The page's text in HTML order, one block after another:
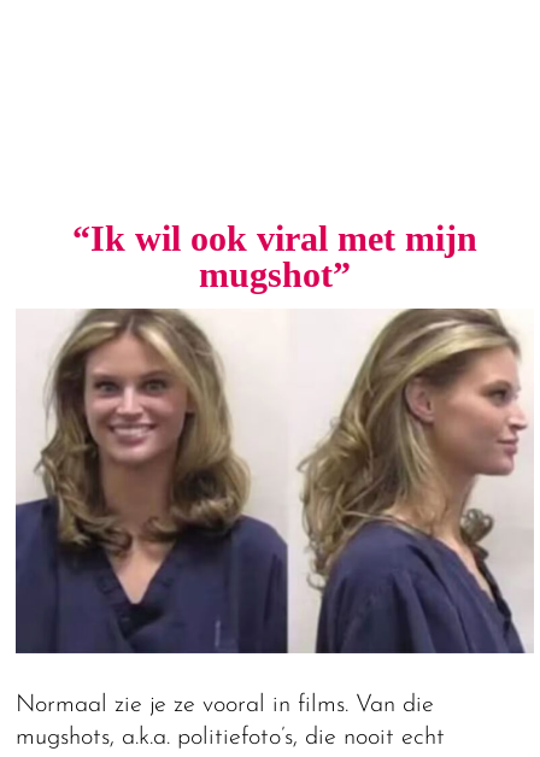
“Ik wil ook viral met mijn
mugshot”
Normaal zie je ze vooral in films. Van die
mugshots, a.k.a. politiefoto’s, die nooit echt